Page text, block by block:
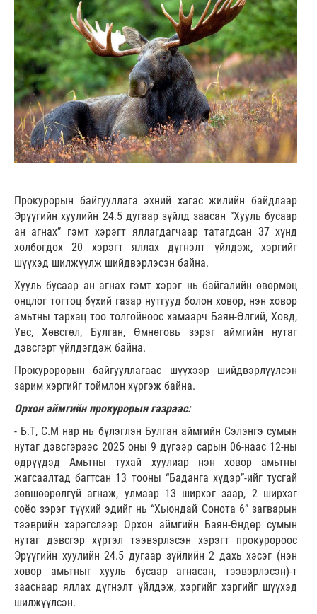
Прокурорын байгууллага эхний хагас жилийн байдлаар
Эрүүгийн хуулийн 24.5 дугаар зүйлд заасан “Хууль бусаар
ан агнах” гэмт хэрэгт яллагдагчаар татагдсан 37 хүнд
холбогдох 20 хэрэгт яллах дүгнэлт үйлдэж, хэргийг
шүүхэд шилжүүлж шийдвэрлэсэн байна.
Хууль бусаар ан агнах гэмт хэрэг нь байгалийн өвөрмөц
онцлог тогтоц бүхий газар нутгууд болон ховор, нэн ховор
амьтны тархац тоо толгойноос хамаарч Баян-Өлгий, Ховд,
Увс, Хөвсгөл, Булган, Өмнөговь зэрэг аймгийн нутаг
дэвсгэрт үйлдэгдэж байна.
Прокуророрын байгууллагаас шүүхээр шийдвэрлүүлсэн
зарим хэргийг тоймлон хүргэж байна.
Орхон аймгийн прокурорын газраас:
- Б.Т, С.М нар нь бүлэглэн Булган аймгийн Сэлэнгэ сумын
нутаг дэвсгэрээс 2025 оны 9 дүгээр сарын 06-наас 12-ны
өдрүүдэд Амьтны тухай хуулиар нэн ховор амьтны
жагсаалтад багтсан 13 тооны “Баданга хүдэр”-ийг тусгай
зөвшөөрөлгүй агнаж, улмаар 13 ширхэг заар, 2 ширхэг
соёо зэрэг түүхий эдийг нь “Хьюндай Сонота 6” загварын
тээврийн хэрэгслээр Орхон аймгийн Баян-Өндөр сумын
нутаг дэвсгэр хүртэл тээвэрлэсэн хэрэгт прокуророос
Эрүүгийн хуулийн 24.5 дугаар зүйлийн 2 дахь хэсэг (нэн
ховор амьтныг хууль бусаар агнасан, тээвэрлэсэн)-т
зааснаар яллах дүгнэлт үйлдэж, хэргийг хэргийг шүүхэд
шилжүүлсэн.